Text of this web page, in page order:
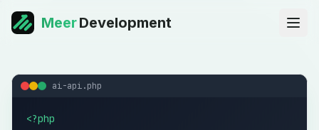
MeerDevelopment
ai-api.php
<?php